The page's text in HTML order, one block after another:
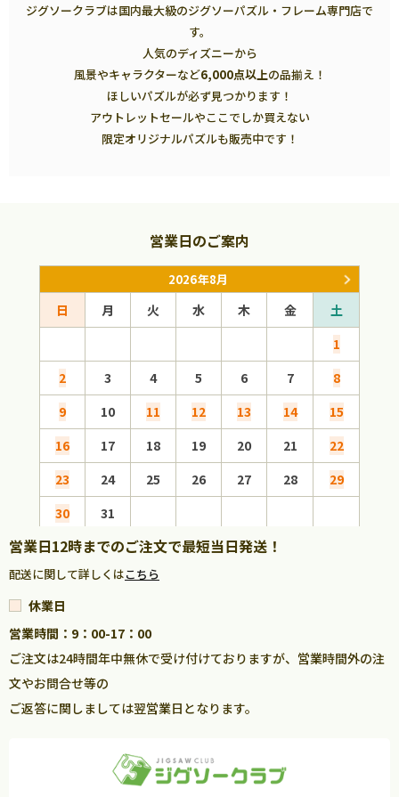
ジグソークラブは国内最大級のジグソーパズル・フレーム専門店で
す。
人気のディズニーから
風景やキャラクターなど6,000点以上の品揃え！
ほしいパズルが必ず見つかります！
アウトレットセールやここでしか買えない
限定オリジナルパズルも販売中です！
営業日のご案内
2026年8月
日 月 火 水 木 金
土
1
2
3 4 5 6 7
8
9
10 11 12 13 14
15
16
17 18 19 20 21
22
23
24 25 26 27 28
29
30
31
営業日12時までのご注文で最短当日発送！
配送に関して詳しくはこちら
休業日
営業時間：9：00-17：00
ご注文は24時間年中無休で受け付けておりますが、営業時間外の注
文やお問合せ等の
ご返答に関しましては翌営業日となります。